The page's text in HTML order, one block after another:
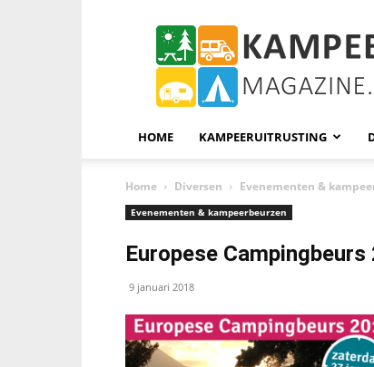
HOME KAMPEERUITRUSTING
Home Diversen Evenementen &
Evenementen & kampeerbeurzen
Europese Campingbeurs
9 januari 2018